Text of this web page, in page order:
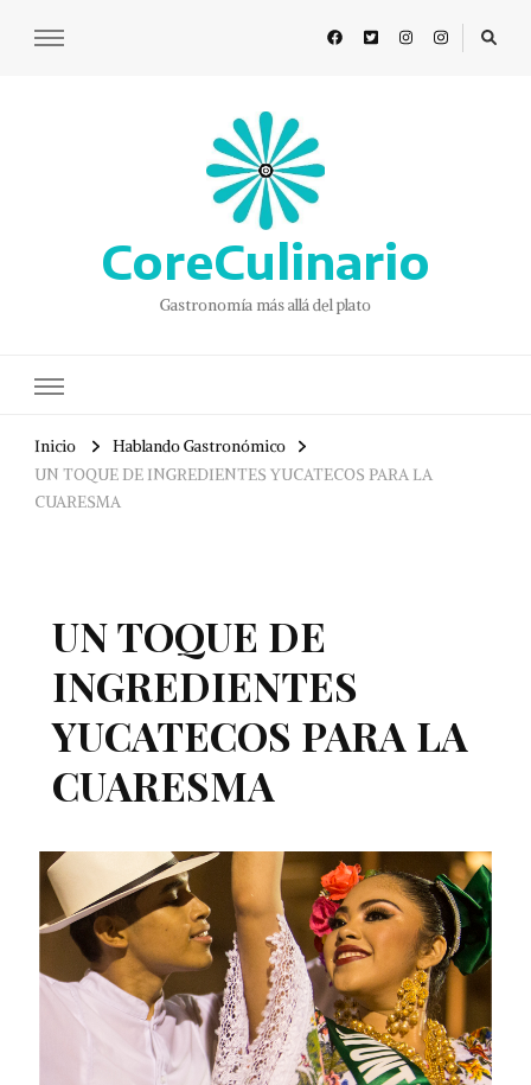
CoreCulinario
Gastronomía más allá del plato
Inicio
Hablando Gastronómico
UN TOQUE DE INGREDIENTES YUCATECOS PARA LA
CUARESMA
UN TOQUE DE
INGREDIENTES
YUCATECOS PARA LA
CUARESMA